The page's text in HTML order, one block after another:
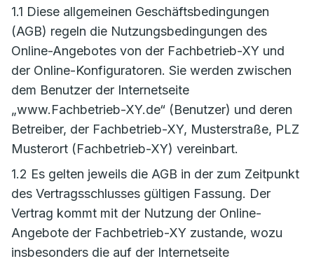
1.1 Diese allgemeinen Geschäftsbedingungen
(AGB) regeln die Nutzungsbedingungen des
Online-Angebotes von der Fachbetrieb-XY und
der Online-Konfiguratoren. Sie werden zwischen
dem Benutzer der Internetseite
„www.Fachbetrieb-XY.de“ (Benutzer) und deren
Betreiber, der Fachbetrieb-XY, Musterstraße, PLZ
Musterort (Fachbetrieb-XY) vereinbart.
1.2 Es gelten jeweils die AGB in der zum Zeitpunkt
des Vertragsschlusses gültigen Fassung. Der
Vertrag kommt mit der Nutzung der Online-
Angebote der Fachbetrieb-XY zustande, wozu
insbesonders die auf der Internetseite